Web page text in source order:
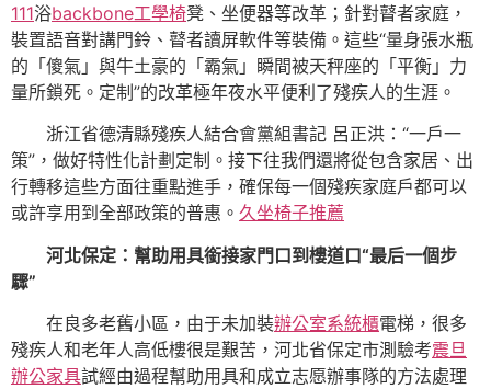
111浴backbone工學椅凳、坐便器等改革；針對瞽者家庭，
裝置語音對講門鈴、瞽者讀屏軟件等裝備。這些“量身張水瓶
的「傻氣」與牛土豪的「霸氣」瞬間被天秤座的「平衡」力
量所鎖死。定制”的改革極年夜水平便利了殘疾人的生涯。
浙江省德清縣殘疾人結合會黨組書記 呂正洪：“一戶一
策”，做好特性化計劃定制。接下往我們還將從包含家居、出
行轉移這些方面往重點進手，確保每一個殘疾家庭戶都可以
或許享用到全部政策的普惠。‍ 久坐椅子推薦
河北保定：幫助用具銜接家門口到樓道口“最后一個步
驟”
在良多老舊小區，由于未加裝辦公室系統櫃電梯，很多
殘疾人和老年人高低樓很是艱苦，河北省保定市測驗考震旦
辦公家具試經由過程幫助用具和成立志愿辦事隊的方法處理